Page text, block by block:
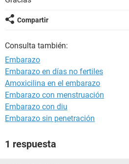
Compartir
Consulta también:
Embarazo
Embarazo en días no fertiles
Amoxicilina en el embarazo
Embarazo con menstruación
Embarazo con diu
Embarazo sin penetración
1 respuesta